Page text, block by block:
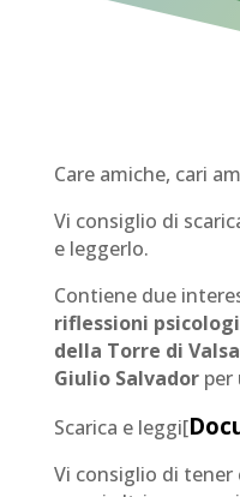
Care amiche, cari
Vi consiglio di
e leggerlo.
Contiene due
riflessioni
della Torre di
Giulio Salvadorper
Scarica e leggi[
Vi consiglio di